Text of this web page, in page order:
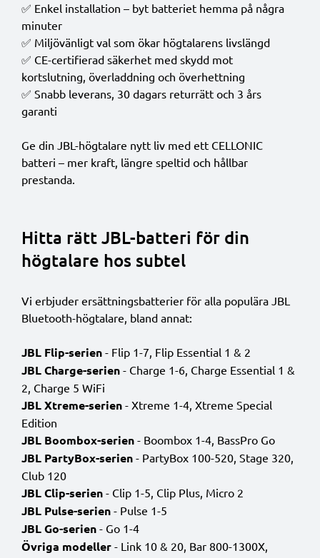
✅ Enkel installation – byt batteriet hemma på några
minuter
✅ Miljövänligt val som ökar högtalarens livslängd
✅ CE-certifierad säkerhet med skydd mot
kortslutning, överladdning och överhettning
✅ Snabb leverans, 30 dagars returrätt och 3 års
garanti
Ge din JBL-högtalare nytt liv med ett CELLONIC
batteri – mer kraft, längre speltid och hållbar
prestanda.
Hitta rätt JBL-batteri för din
högtalare hos subtel
Vi erbjuder ersättningsbatterier för alla populära JBL
Bluetooth-högtalare, bland annat:
JBL Flip-serien - Flip 1-7, Flip Essential 1 & 2
JBL Charge-serien - Charge 1-6, Charge Essential 1 &
2, Charge 5 WiFi
JBL Xtreme-serien - Xtreme 1-4, Xtreme Special
Edition
JBL Boombox-serien - Boombox 1-4, BassPro Go
JBL PartyBox-serien - PartyBox 100-520, Stage 320,
Club 120
JBL Clip-serien - Clip 1-5, Clip Plus, Micro 2
JBL Pulse-serien - Pulse 1-5
JBL Go-serien - Go 1-4
Övriga modeller - Link 10 & 20, Bar 800-1300X,